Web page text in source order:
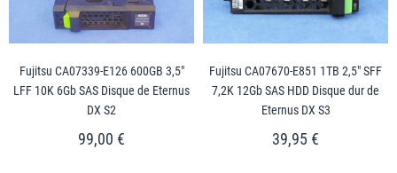
Fujitsu CA07339-E126 600GB 3,5"
LFF 10K 6Gb SAS Disque de Eternus
DX S2
99,00 €
Fujitsu CA07670-E851 1TB 2,5" SFF
7,2K 12Gb SAS HDD Disque dur de
Eternus DX S3
39,95 €